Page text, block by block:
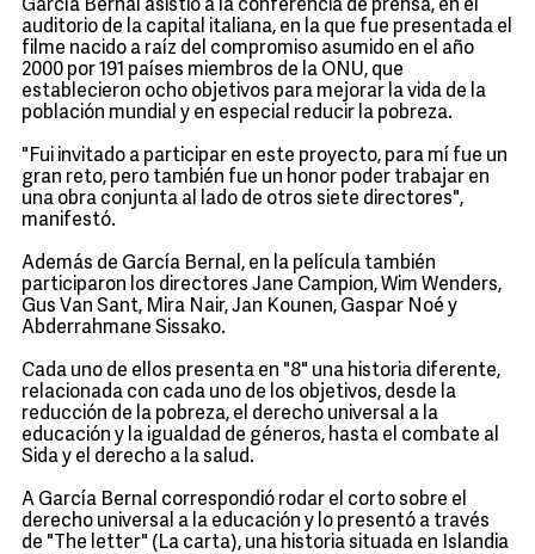
García Bernal asistió a la conferencia de prensa, en el
auditorio de la capital italiana, en la que fue presentada el
filme nacido a raíz del compromiso asumido en el año
2000 por 191 países miembros de la ONU, que
establecieron ocho objetivos para mejorar la vida de la
población mundial y en especial reducir la pobreza.
"Fui invitado a participar en este proyecto, para mí fue un
gran reto, pero también fue un honor poder trabajar en
una obra conjunta al lado de otros siete directores",
manifestó.
Además de García Bernal, en la película también
participaron los directores Jane Campion, Wim Wenders,
Gus Van Sant, Mira Nair, Jan Kounen, Gaspar Noé y
Abderrahmane Sissako.
Cada uno de ellos presenta en "8" una historia diferente,
relacionada con cada uno de los objetivos, desde la
reducción de la pobreza, el derecho universal a la
educación y la igualdad de géneros, hasta el combate al
Sida y el derecho a la salud.
A García Bernal correspondió rodar el corto sobre el
derecho universal a la educación y lo presentó a través
de "The letter" (La carta), una historia situada en Islandia